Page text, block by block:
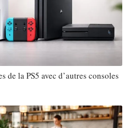
de la PS5 avec d’autres consoles